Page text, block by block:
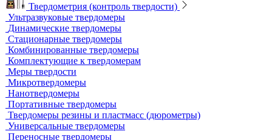
Усиливающие экраны
Химреактивы
Фиксаж для рентгеновской пленки
Принадлежности для рентгеновских аппаратов
Пауки, штативы для рентгеновских аппаратов